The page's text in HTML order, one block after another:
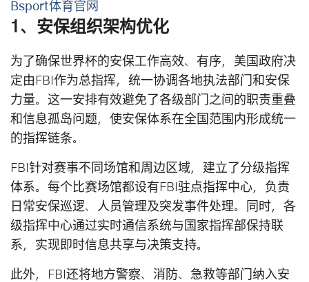
Bsport体育官网
1、安保组织架构优化
为了确保世界杯的安保工作高效、有序，美国政府决
定由FBI作为总指挥，统一协调各地执法部门和安保
力量。这一安排有效避免了各级部门之间的职责重叠
和信息孤岛问题，使安保体系在全国范围内形成统一
的指挥链条。
FBI针对赛事不同场馆和周边区域，建立了分级指挥
体系。每个比赛场馆都设有FBI驻点指挥中心，负责
日常安保巡逻、人员管理及突发事件处理。同时，各
级指挥中心通过实时通信系统与国家指挥部保持联
系，实现即时信息共享与决策支持。
此外，FBI还将地方警察、消防、急救等部门纳入安